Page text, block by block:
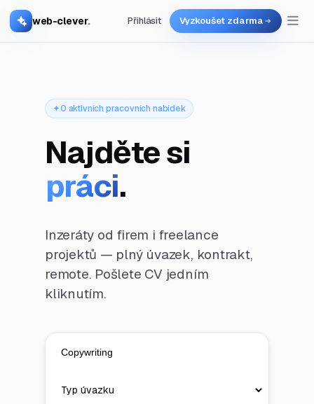
web-clever. Přihlásit Vyzkoušet zdarma
0 aktivních pracovních nabídek
Najděte si
práci.
Inzeráty od firem i freelance
projektů — plný úvazek, kontrakt,
remote. Pošlete CV jedním
kliknutím.